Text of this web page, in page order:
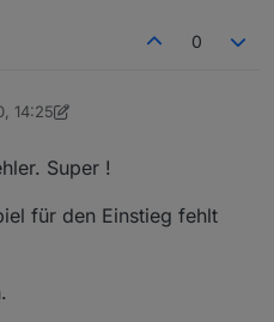
0
14:25
5. Jan. 2020, 16:36
Super !
für den Einstieg fehlt